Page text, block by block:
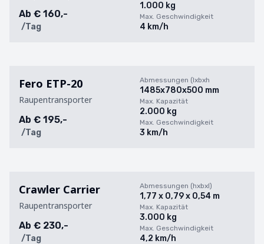
Ab € 160,-
/Tag
1.000 kg
Max. Geschwindigkeit
4 km/h
Fero ETP-20
Raupentransporter
Ab € 195,-
/Tag
Abmessungen (lxbxh
1485x780x500 mm
Max. Kapazität
2.000 kg
Max. Geschwindigkeit
3 km/h
Crawler Carrier
Raupentransporter
Ab € 230,-
/Tag
Abmessungen (hxbxl)
1,77 x 0,79 x 0,54 m
Max. Kapazität
3.000 kg
Max. Geschwindigkeit
4,2 km/h